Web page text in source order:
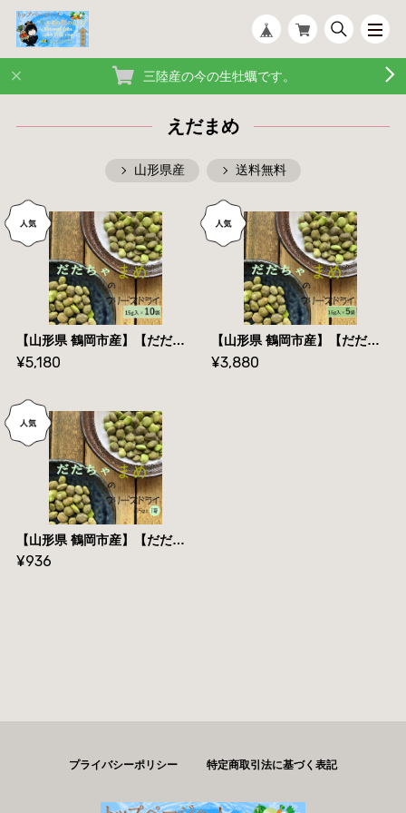
三陸産の今の生牡蠣です。
えだまめ
山形県産 送料無料
【山形県 鶴岡市産】【だだちゃ豆フリーズドライ】１５ｇ×１０袋【 送料無料】
¥5,180
【山形県 鶴岡市産】【だだちゃ豆フリーズドライ】１５ｇ×５袋【 送料無料】
¥3,880
【山形県 鶴岡市産】【だだちゃ豆フリーズドライ】１５ｇ×１袋【 送料無料】メール便
¥936
プライバシーポリシー 特定商取引法に基づく表記